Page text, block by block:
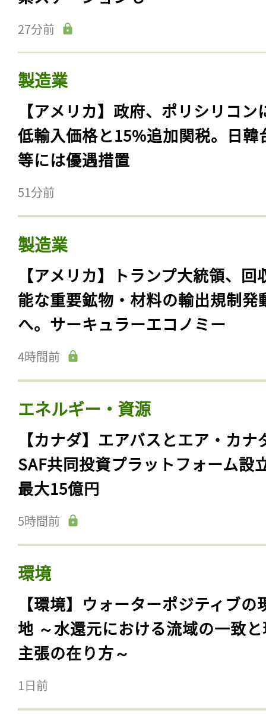
27分前
製造業
【アメリカ】政府、ポリシリコン
低輸入価格と15%追加関税。日韓
等には優遇措置
51分前
製造業
【アメリカ】トランプ大統領、回
能な重要鉱物・材料の輸出規制発
へ。サーキュラーエコノミー
4時間前
エネルギー・資源
【カナダ】エアバスとエア・カナ
SAF共同投資プラットフォーム設
最大15億円
5時間前
環境
【環境】ウォーターポジティブの
地 ～水還元における流域の一致
主張の在り方～
1日前